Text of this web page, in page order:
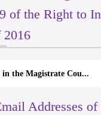
of the Right to
2016
in the Magistrate Cou...
Addresses of